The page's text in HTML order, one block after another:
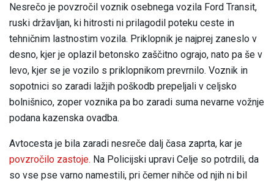
Nesrečo je povzročil voznik osebnega vozila Ford Transit,
ruski državljan, ki hitrosti ni prilagodil poteku ceste in
tehničnim lastnostim vozila. Priklopnik je najprej zaneslo v
desno, kjer je oplazil betonsko zaščitno ograjo, nato pa še v
levo, kjer se je vozilo s priklopnikom prevrnilo. Voznik in
sopotnici so zaradi lažjih poškodb prepeljali v celjsko
bolnišnico, zoper voznika pa bo zaradi suma nevarne vožnje
podana kazenska ovadba.
Avtocesta je bila zaradi nesreče dalj časa zaprta, kar je
povzročilo zastoje. Na Policijski upravi Celje so potrdili, da
so vse pse varno namestili, pri čemer nihče od njih ni bil